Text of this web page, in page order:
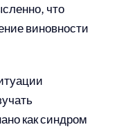
что
виновности
как синдром